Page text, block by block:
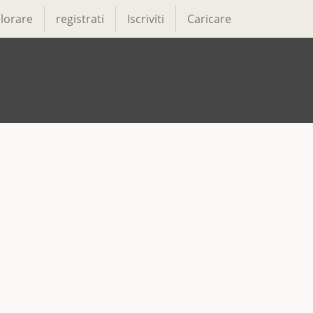
registrati Iscriviti Caricare